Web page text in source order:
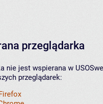
przeglądarka
nie jest wspierana w
przeglądarek: